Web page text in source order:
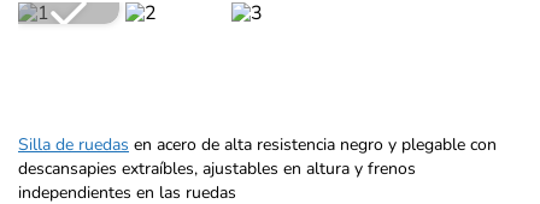
Silla de ruedas en acero de alta resistencia negro y plegable con
descansapies extraíbles, ajustables en altura y frenos
independientes en las ruedas